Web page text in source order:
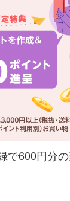
で600円分